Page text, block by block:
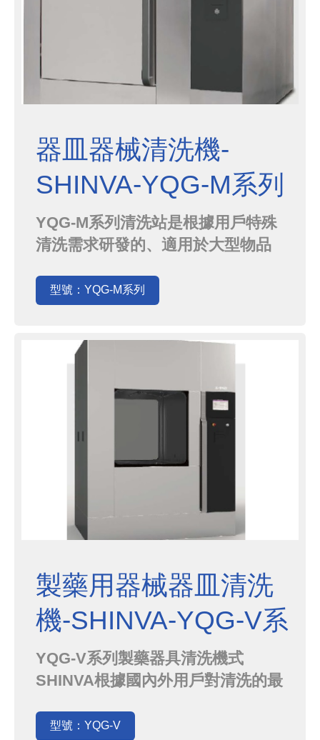
器皿器械清洗機-
SHINVA-YQG-M系列
YQG-M系列清洗站是根據用戶特殊
清洗需求研發的、適用於大型物品
設備，可實現預洗、清洗、漂洗和熱
風乾燥等預設程序，自動化程度高，
記錄、可追溯"的清洗過程。目前該
製劑等多個場合。產品種...
型號：YQG-M系列
製藥用器械器皿清洗
機-SHINVA-YQG-V系
列
YQG-V系列製藥器具清洗機式
SHINVA根據國內外用戶對清洗的最
成對物品的預洗、清洗、漂洗和乾
型號：YQG-V